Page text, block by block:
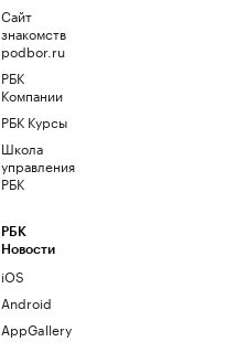
Сайт
знакомств
podbor.ru
РБК
Компании
РБК Курсы
Школа
управления
РБК
РБК
Новости
iOS
Android
AppGallery